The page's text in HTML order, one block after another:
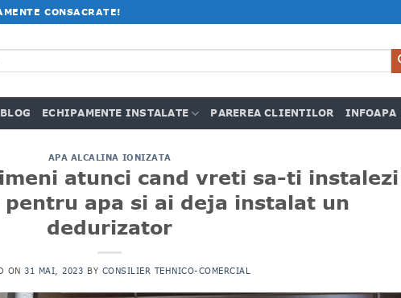
CONSACRATE!
BLOG ECHIPAMENTE INSTALATE PAREREA CLIENTILOR INFOAPA
APA ALCALINA IONIZATA
atunci cand vreti sa-ti instalezi
apa si ai deja instalat un
dedurizator
ON31 MAI, 2023 BY CONSILIER TEHNICO-COMERCIAL